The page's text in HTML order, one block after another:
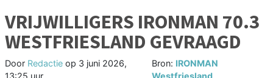
VRIJWILLIGERS IRONMAN 70.3
WESTFRIESLAND GEVRAAGD
Door Redactie op 3 juni 2026,
13:25 uur
Bron: IRONMAN
Westfriesland